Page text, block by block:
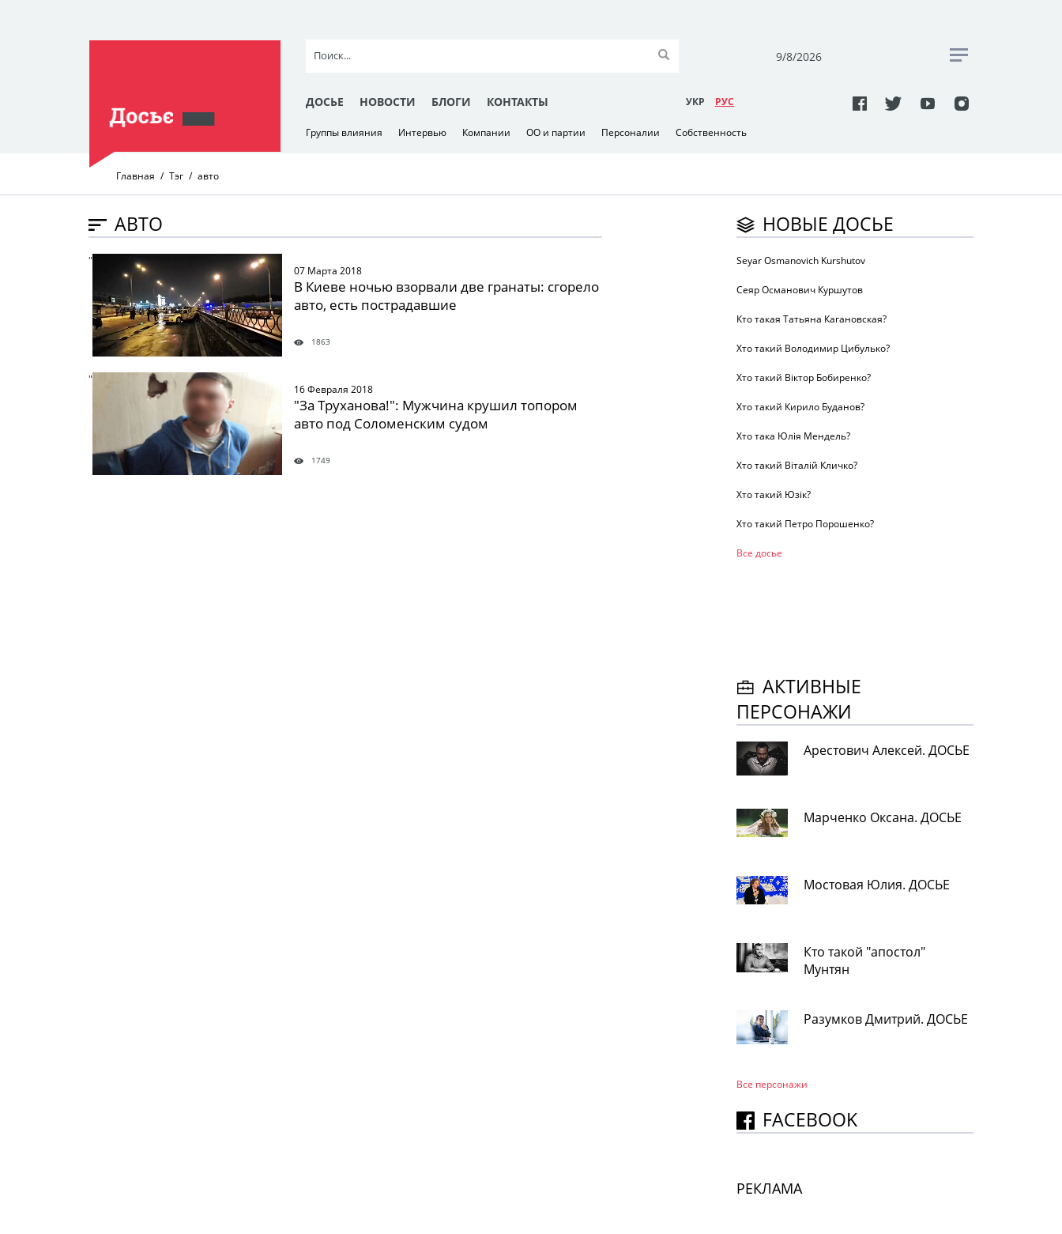
9/8/2026
ДОСЬЕ НОВОСТИ БЛОГИ КОНТАКТЫ УКР РУC
Группы влияния Интервью Компании ОО и партии Персоналии Собственность
Главная Тэг авто
АВТО
" />
07 Марта 2018
В Киеве ночью взорвали две гранаты: сгорело
авто, есть пострадавшие
1863
" />
16 Февраля 2018
"За Труханова!": Мужчина крушил топором
авто под Соломенским судом
1749
НОВЫЕ ДОСЬЕ
Seyar Osmanovich Kurshutov
Сеяр Османович Куршутов
Кто такая Татьяна Кагановская?
Хто такий Володимир Цибулько?
Хто такий Віктор Бобиренко?
Хто такий Кирило Буданов?
Хто така Юлія Мендель?
Хто такий Віталій Кличко?
Хто такий Юзік?
Хто такий Петро Порошенко?
Все досье
АКТИВНЫЕ
ПЕРСОНАЖИ
Арестович Алексей. ДОСЬЕ
Марченко Оксана. ДОСЬЕ
Мостовая Юлия. ДОСЬЕ
Кто такой "апостол"
Мунтян
Разумков Дмитрий. ДОСЬЕ
Все персонажи
FACEBOOK
РЕКЛАМА